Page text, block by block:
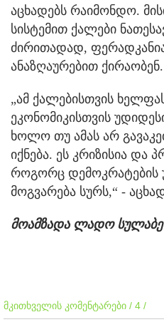
აცხადებს რაიმონდო.
სისტემით ქალები
ძირითადად,
ანაზღაურებით ქირაობენ.
„ამ ქალებისთვის
ეკონომიკისთვის
ხოლო თუ ამას არ
იქნება. ეს კრიზისია და
როგორც დემოკრატების
მოგვარება სურს,“ -
მოამზადა ლადო
მკითხველის კომენტარები / 4 /